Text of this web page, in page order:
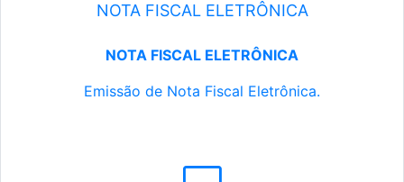
NOTA FISCAL ELETRÔNICA
NOTA FISCAL ELETRÔNICA
Emissão de Nota Fiscal Eletrônica.